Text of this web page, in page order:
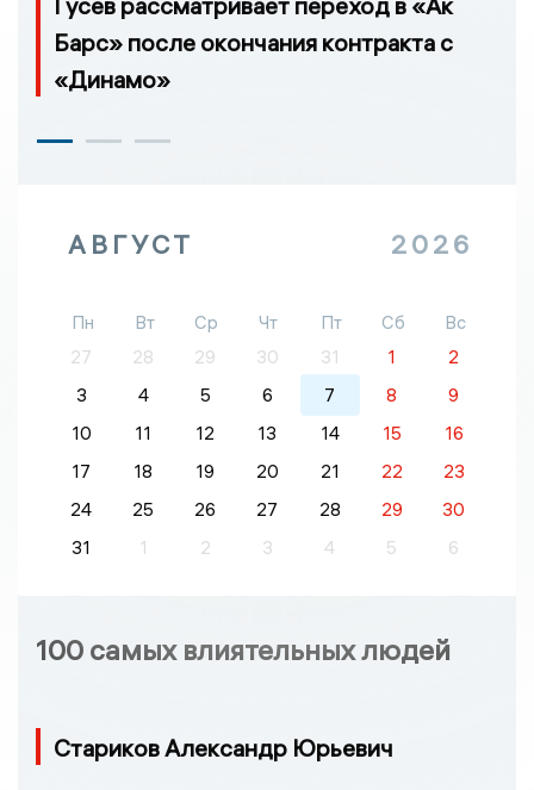
Барс» после окончания контракта с
«Динамо»
АВГУСТ 2026
Пн Вт Ср Чт Пт Сб
Вс
27
28 29 30 31 1
2
3
4 5 6 7 8
9
10
11 12 13 14 15
16
17
18 19 20 21 22
23
24
25 26 27 28 29
30
31
1 2 3 4 5 6
100 самых влиятельных людей
Стариков Александр Юрьевич